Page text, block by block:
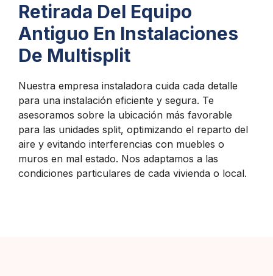
Retirada Del Equipo
Antiguo En Instalaciones
De Multisplit
Nuestra empresa instaladora cuida cada detalle
para una instalación eficiente y segura. Te
asesoramos sobre la ubicación más favorable
para las unidades split, optimizando el reparto del
aire y evitando interferencias con muebles o
muros en mal estado. Nos adaptamos a las
condiciones particulares de cada vivienda o local.